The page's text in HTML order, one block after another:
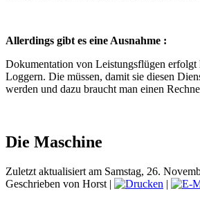
Allerdings gibt es eine Ausnahme :
Dokumentation von Leistungsflügen erfolgt
Loggern. Die müssen, damit sie diesen
werden und dazu braucht man einen
Die Maschine
Zuletzt aktualisiert am Samstag, 26.
Geschrieben von Horst | |